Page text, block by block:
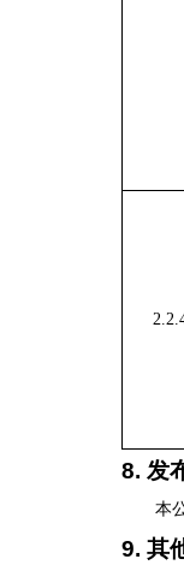
8.发
本
9. 其